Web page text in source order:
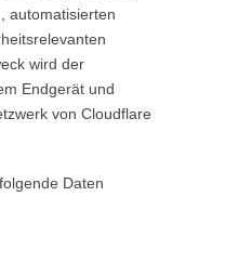
automatisierten
wird der
Endgerät und
von Cloudflare
Daten